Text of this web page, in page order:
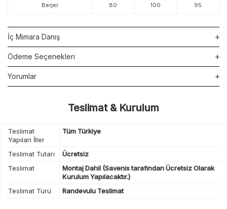
Berjer 80 100 95
İç Mimara Danış
Ödeme Seçenekleri
Yorumlar
Teslimat & Kurulum
Teslimat
Yapılan İller
Tüm Türkiye
Teslimat Tutarı
Ücretsiz
Teslimat
Montaj Dahil (Savenis tarafından Ücretsiz Olarak
Kurulum Yapılacaktır.)
Teslimat Türü
Randevulu Teslimat